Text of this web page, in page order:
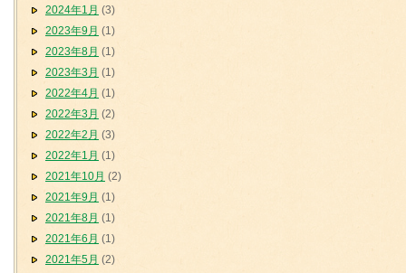
2024年1月 (3)
2023年9月 (1)
2023年8月 (1)
2023年3月 (1)
2022年4月 (1)
2022年3月 (2)
2022年2月 (3)
2022年1月 (1)
2021年10月 (2)
2021年9月 (1)
2021年8月 (1)
2021年6月 (1)
2021年5月 (2)